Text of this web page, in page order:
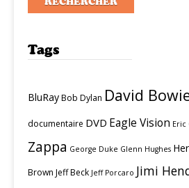
Tags
BluRayBob Dylan David
documentaire DVD Eagle Vision Eric
Zappa George Duke Glenn Hughes
Brown Jeff Beck Jeff Porcaro Jimi